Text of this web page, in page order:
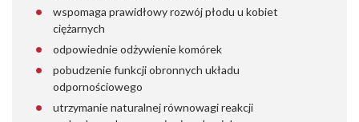
wspomaga prawidłowy rozwój płodu u kobiet
ciężarnych
odpowiednie odżywienie komórek
pobudzenie funkcji obronnych układu
odpornościowego
utrzymanie naturalnej równowagi reakcji